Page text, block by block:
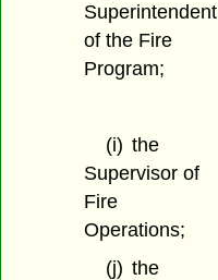
Superintendent
of the Fire
Program;
(i) the
Supervisor of
Fire
Operations;
(j) the